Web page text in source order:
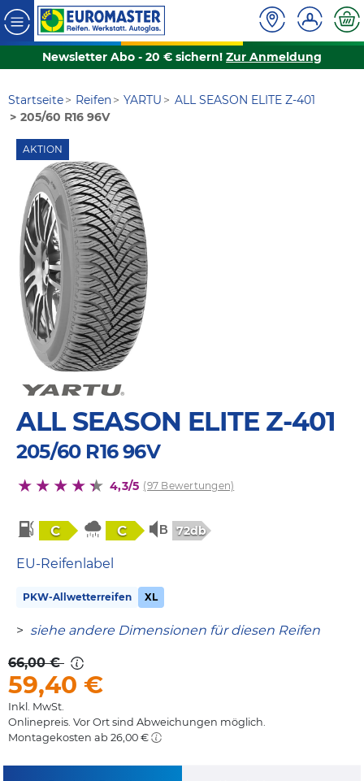
Newsletter Abo - 20 € sichern! Zur Anmeldung
Startseite Reifen YARTU
ALL SEASON ELITE Z-401
205/60 R16 96V
AKTION
ALL SEASON ELITE Z-401
205/60 R16 96V
4,3/5 (97 Bewertungen)
C C 72db
EU-Reifenlabel
PKW-Allwetterreifen XL
> siehe andere Dimensionen für diesen Reifen
66,00 €
59,40 €
Inkl. MwSt.
Onlinepreis. Vor Ort sind Abweichungen möglich.
Montagekosten ab 26,00 €